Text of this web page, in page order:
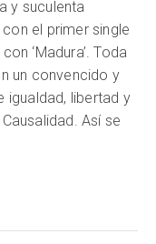
y suculenta
el primer single
‘Madura’. Toda
un convencido y
igualdad, libertad y
Así se